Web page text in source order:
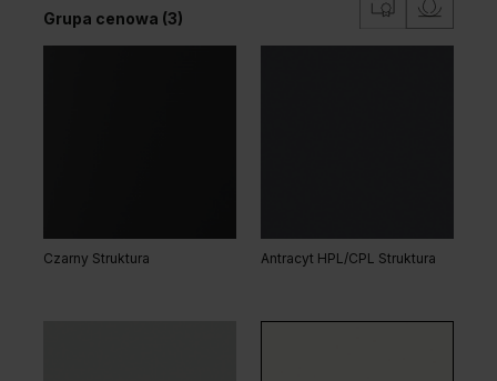
Grupa cenowa (3)
Czarny Struktura Antracyt HPL/CPL Struktura